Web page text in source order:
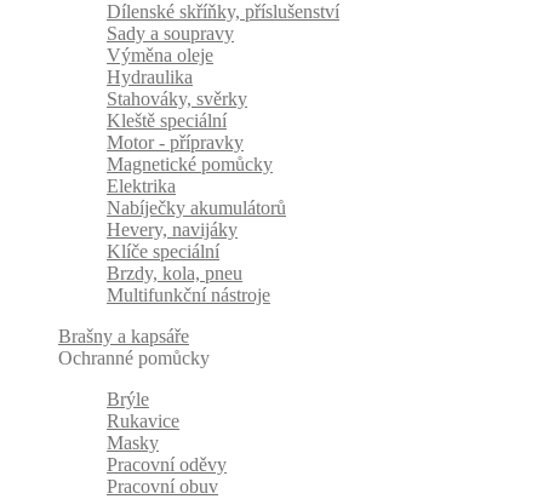
Dílenské skříňky, příslušenství
Sady a soupravy
Výměna oleje
Hydraulika
Stahováky, svěrky
Kleště speciální
Motor - přípravky
Magnetické pomůcky
Elektrika
Nabíječky akumulátorů
Hevery, navijáky
Klíče speciální
Brzdy, kola, pneu
Multifunkční nástroje
Brašny a kapsáře
Ochranné pomůcky
Brýle
Rukavice
Masky
Pracovní oděvy
Pracovní obuv